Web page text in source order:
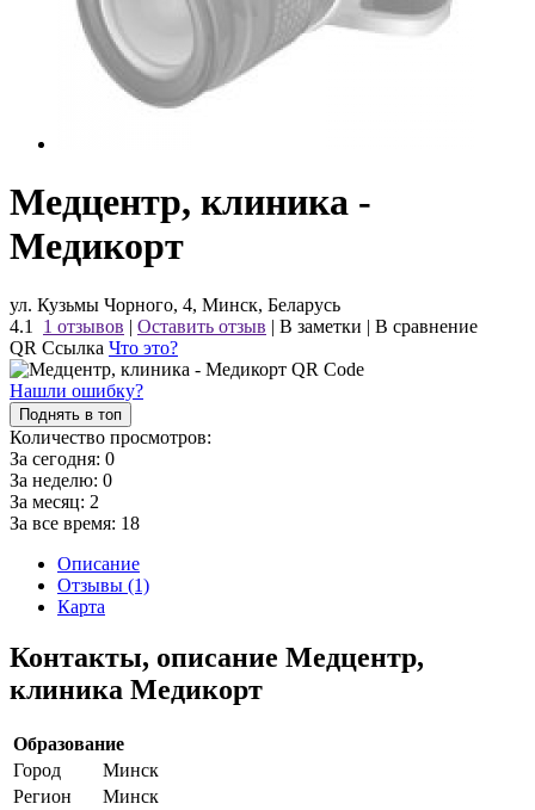
Медцентр, клиника -
Медикорт
ул. Кузьмы Чорного, 4, Минск, Беларусь
4.1
1 отзывов | Оставить отзыв | В заметки | В сравнение
QR Ссылка Что это?
Нашли ошибку?
Поднять в топ
Количество просмотров:
За сегодня: 0
За неделю: 0
За месяц: 2
За все время: 18
Описание
Отзывы (1)
Карта
Контакты, описание Медцентр,
клиника Медикорт
Образование
Город
Минск
Регион
Минск